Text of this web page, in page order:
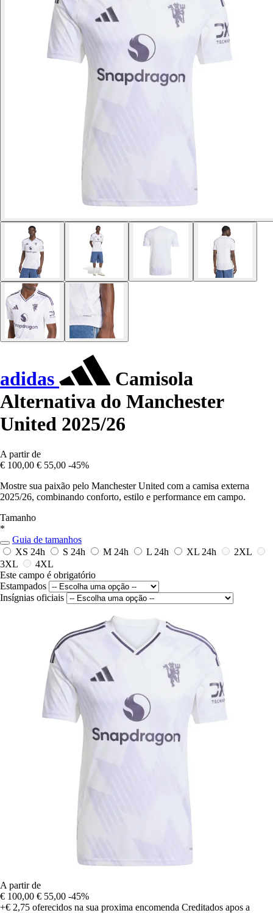
adidas
Camisola
Alternativa do Manchester
United 2025/26
A partir de
€ 100,00 € 55,00 -45%
Mostre sua paixão pelo Manchester United com a camisa externa
2025/26, combinando conforto, estilo e performance em campo.
Tamanho
*
Guia de tamanhos
XS 24h S 24h M 24h L 24h XL 24h
2XL
3XL
4XL
Este campo é obrigatório
Estampados
Insígnias oficiais
A partir de
€ 100,00 € 55,00 -45%
+€ 2,75 oferecidos na sua proxima encomenda Creditados apos a